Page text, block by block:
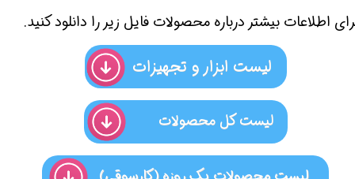
اطلاعات بیشتر درباره محصولات فایل زیر را دانلود کنید.
لیست کل محصولات
لیست ابزار و تجهیزات